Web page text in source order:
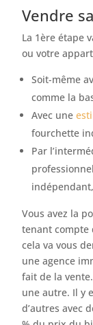
Vendre
La 1ère étape
ou votre
Soit-même
comme la
Avec une
fourchette
Par
Vous avez la
tenant compte
cela va vous
une agence
fait de la
une autre. Il y
d’autres avec